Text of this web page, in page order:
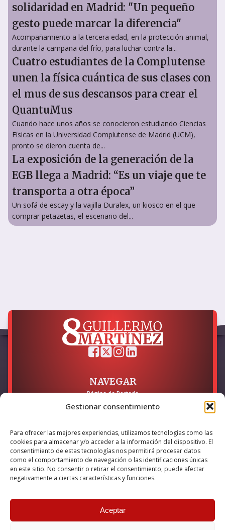
Gestionar consentimiento
Para ofrecer las mejores experiencias, utilizamos tecnologías como las
cookies para almacenar y/o acceder a la información del dispositivo. El
consentimiento de estas tecnologías nos permitirá procesar datos
como el comportamiento de navegación o las identificaciones únicas
en este sitio. No consentir o retirar el consentimiento, puede afectar
negativamente a ciertas características y funciones.
Aceptar
solidaridad en Madrid: "Un pequeño
gesto puede marcar la diferencia"
Acompañamiento a la tercera edad, en la protección animal,
durante la campaña del frío, para luchar contra la...
Cuatro estudiantes de la Complutense
unen la física cuántica de sus clases con
el mus de sus descansos para crear el
QuantuMus
Cuando hace unos años se conocieron estudiando Ciencias
Físicas en la Universidad Complutense de Madrid (UCM),
pronto se dieron cuenta de...
La exposición de la generación de la
EGB llega a Madrid: “Es un viaje que te
transporta a otra época”
Un sofá de escay y la vajilla Duralex, un kiosco en el que
comprar petazetas, el escenario del...
NAVEGAR
Página de Portada
LEGAL
Política de Privacidad
Política de Cookies
Accesibilidad
Esta empresa ha sido beneficiaria del bono Kit Digital y lo ha
internet, financiado por la Unión Europea – NextGeneration EU